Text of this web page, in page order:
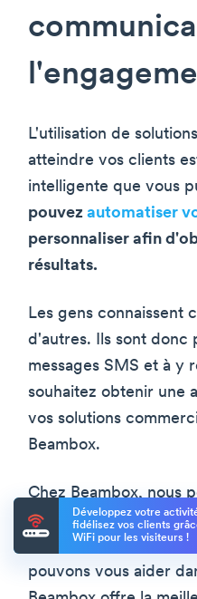
L'utilisation de
atteindre vos clients
intelligente que vous
pouvez automatiser
personnaliser afin
résultats.
Les gens connaissent
d'autres. Ils sont donc
messages SMS et à y
souhaitez obtenir une
vos solutions
Beambox.
Chez Beambox, nous
mettre en place un
qu'experts en
pouvons vous aider
Développez votre
fidélisez vos clients
WiFi pour les visiteurs !